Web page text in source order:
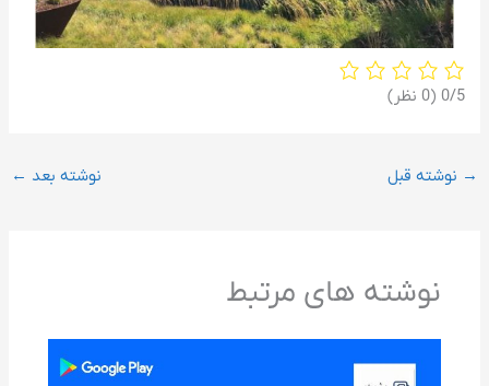
‫0/5 ‫(0 نظر)
→ نوشته قبل نوشته بعد ←
نوشته های مرتبط